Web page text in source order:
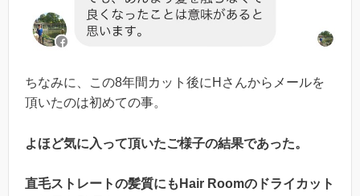
ちなみに、この8年間カット後にHさんからメールを
頂いたのは初めての事。
よほど気に入って頂いたご様子の結果であった。
直毛ストレートの髪質にもHair Roomのドライカット